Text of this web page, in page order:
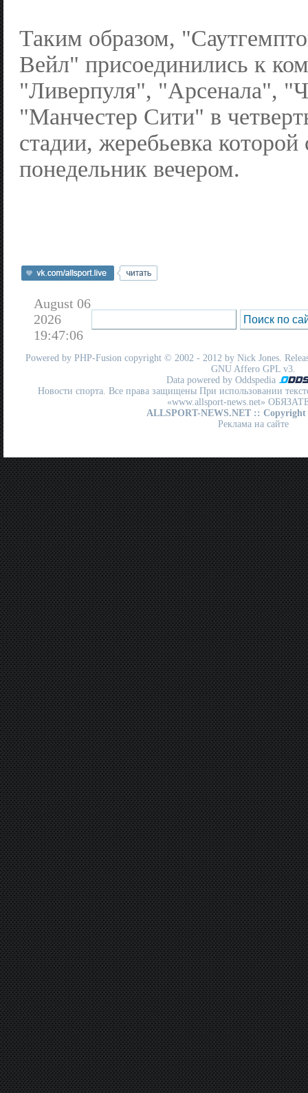
Таким образом,
Вейл" присоединились к
"Ливерпуля", "Арсенала",
"Манчестер Сити" в
стадии, жеребьевка которой
понедельник вечером.
August 06
2026
19:47:06
Powered by PHP-Fusion copyright © 2002 - 2012 by Nick Jones.
GNU Affero GPL v3.
Data powered by Oddspedia
Новости спорта. Все права защищены При использовании
«www.allsport-news.net»
ALLSPORT-NEWS.NET :: Copyright
Реклама на сайте